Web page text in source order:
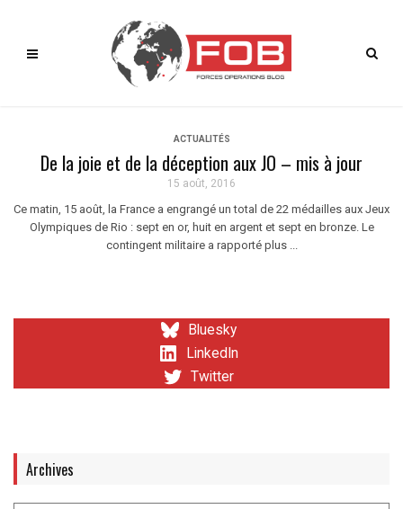
ACTUALITÉS
De la joie et de la déception aux JO – mis à jour
15 août, 2016
Ce matin, 15 août, la France a engrangé un total de 22 médailles aux Jeux
Olympiques de Rio : sept en or, huit en argent et sept en bronze. Le
contingent militaire a rapporté plus ...
Bluesky
LinkedIn
Twitter
Archives